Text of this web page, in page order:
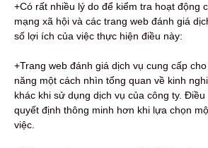
+Có rất nhiều lý do để kiểm tra hoạt động
mạng xã hội và các trang web đánh giá
số lợi ích của việc thực hiện điều này:
+Trang web đánh giá dịch vụ cung cấp
năng một cách nhìn tổng quan về kinh
khác khi sử dụng dịch vụ của công ty.
quyết định thông minh hơn khi lựa chọn
việc.